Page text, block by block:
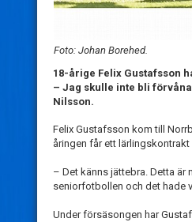
Foto: Johan Borehed.
18-årige Felix Gustafsson
– Jag skulle inte bli
Nilsson.
Felix Gustafsson kom till
åringen får ett
– Det känns jättebra. Detta
seniorfotbollen och det hade
Under försäsongen har